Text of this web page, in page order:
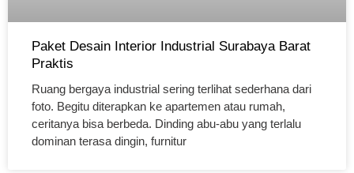
Paket Desain Interior Industrial Surabaya Barat
Praktis
Ruang bergaya industrial sering terlihat sederhana dari
foto. Begitu diterapkan ke apartemen atau rumah,
ceritanya bisa berbeda. Dinding abu-abu yang terlalu
dominan terasa dingin, furnitur